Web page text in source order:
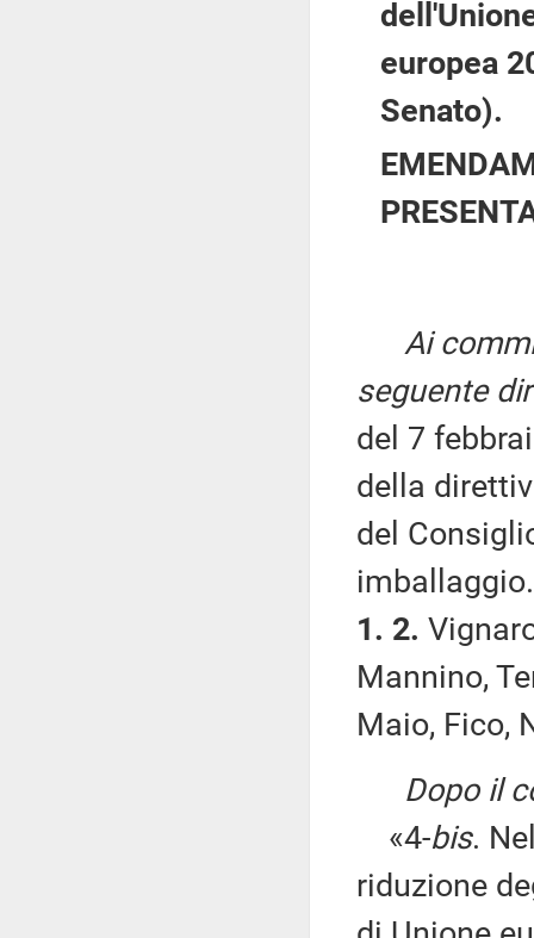
europea
Senato).
Ai
seguente
del 7
della
del
imballaggio.
1. 2.
Mannino,
Maio, Fico,
Dopo il
«4-bis.
riduzione